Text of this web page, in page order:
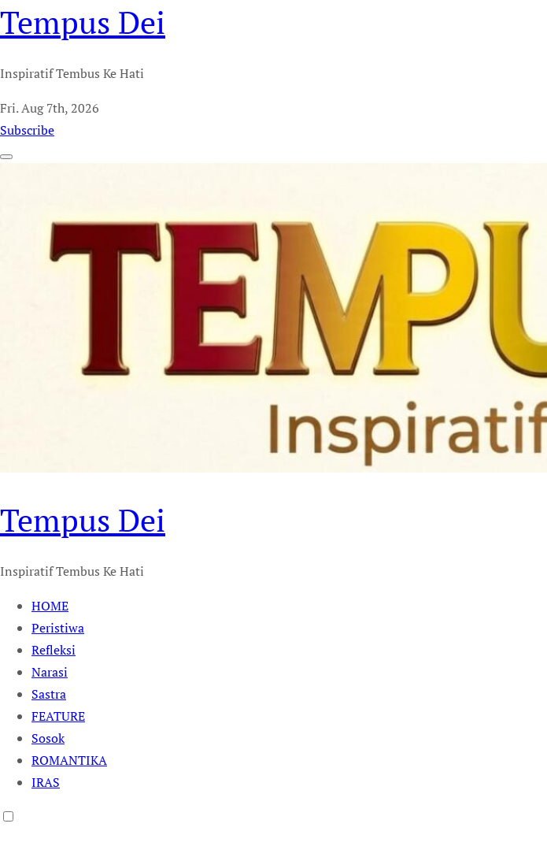
Tempus Dei
Inspiratif Tembus Ke Hati
Fri. Aug 7th, 2026
Subscribe
Tempus Dei
Inspiratif Tembus Ke Hati
HOME
Peristiwa
Refleksi
Narasi
Sastra
FEATURE
Sosok
ROMANTIKA
IRAS